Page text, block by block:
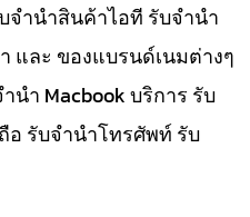
จำนำสินค้าไอที รับจำนำ
และ ของแบรนด์เนมต่างๆ
นำ Macbook บริการ รับ
รับจำนำโทรศัพท์ รับ